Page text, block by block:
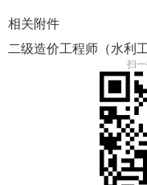
相关附件
二级造价工程师（水利
扫